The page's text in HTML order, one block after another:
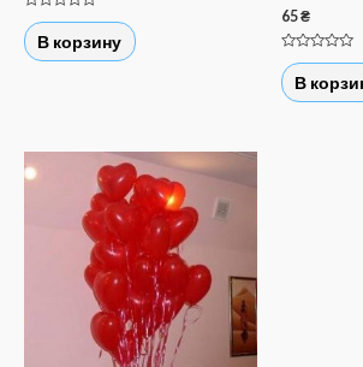
Оценка
0
из
5
В корзину
65₴
Оценка
0
из
5
В